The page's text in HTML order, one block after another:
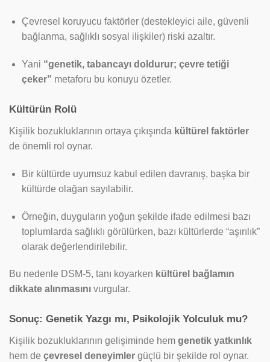
Çevresel koruyucu faktörler (destekleyici aile, güvenli
bağlanma, sağlıklı sosyal ilişkiler) riski azaltır.
Yani “genetik, tabancayı doldurur; çevre tetiği
çeker” metaforu bu konuyu özetler.
Kültürün Rolü
Kişilik bozukluklarının ortaya çıkışında kültürel faktörler
de önemli rol oynar.
Bir kültürde uyumsuz kabul edilen davranış, başka bir
kültürde olağan sayılabilir.
Örneğin, duyguların yoğun şekilde ifade edilmesi bazı
toplumlarda sağlıklı görülürken, bazı kültürlerde “aşırılık”
olarak değerlendirilebilir.
Bu nedenle DSM-5, tanı koyarken kültürel bağlamın
dikkate alınmasını vurgular.
Sonuç: Genetik Yazgı mı, Psikolojik Yolculuk mu?
Kişilik bozukluklarının gelişiminde hem genetik yatkınlık
hem de çevresel deneyimler güçlü bir şekilde rol oynar.